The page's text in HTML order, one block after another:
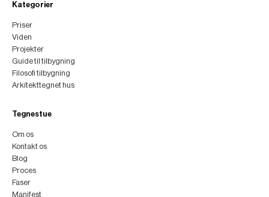
Kategorier
Priser
Viden
Projekter
Guide til tilbygning
Filosofi tilbygning
Arkitekttegnet hus
Tegnestue
Om os
Kontakt os
Blog
Proces
Faser
Manifest